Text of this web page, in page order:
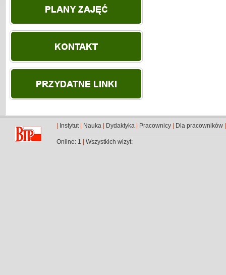
Instytut| Nauka Dydaktyka Pracownicy Dla pracowników
Online: 1 Wszystkich wizyt: